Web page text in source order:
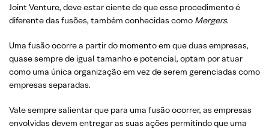
Joint Venture, deve estar ciente de que esse procedimento é
diferente das fusões, também conhecidas como Mergers.
Uma fusão ocorre a partir do momento em que duas empresas,
quase sempre de igual tamanho e potencial, optam por atuar
como uma única organização em vez de serem gerenciadas como
empresas separadas.
Vale sempre salientar que para uma fusão ocorrer, as empresas
envolvidas devem entregar as suas ações permitindo que uma